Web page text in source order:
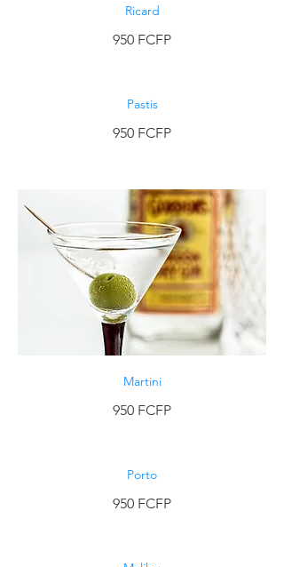
Ricard
950 FCFP
Pastis
950 FCFP
Martini
950 FCFP
Porto
950 FCFP